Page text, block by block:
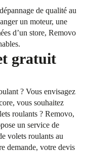
de qualité au
un moteur, une
d’un store, Removo
gratuit
? Vous envisagez
vous souhaitez
roulants ? Removo,
un service de
volets roulants au
demande, votre devis